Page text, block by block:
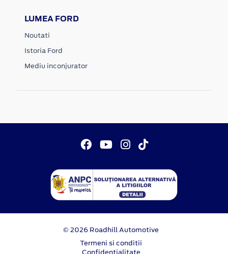
LUMEA FORD
Noutati
Istoria Ford
Mediu inconjurator
© 2026 Roadhill Automotive
Termeni si conditii